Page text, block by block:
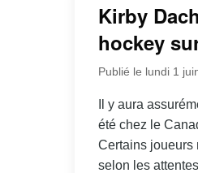
Kirby
hockey
Publié le lundi 1
Il y aura
été chez le
Certains joueurs
selon les